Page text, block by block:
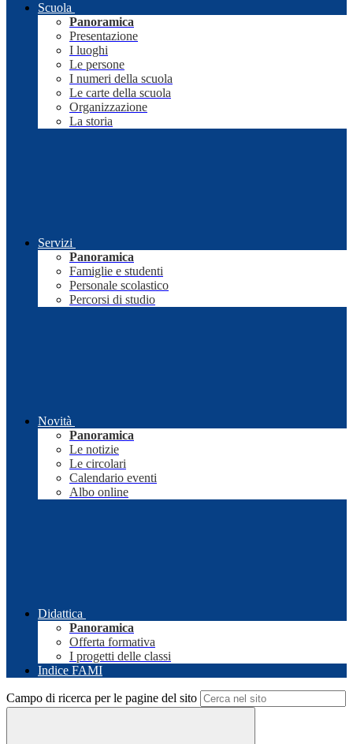
Scuola
Panoramica
Presentazione
I luoghi
Le persone
I numeri della scuola
Le carte della scuola
Organizzazione
La storia
Servizi
Panoramica
Famiglie e studenti
Personale scolastico
Percorsi di studio
Novità
Panoramica
Le notizie
Le circolari
Calendario eventi
Albo online
Didattica
Panoramica
Offerta formativa
I progetti delle classi
Indice FAMI
Campo di ricerca per le pagine del sito